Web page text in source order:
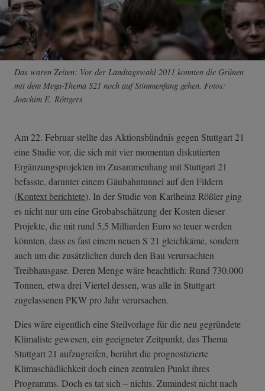
Das waren Zeiten: Vor der Landtagswahl 2011 konnten die Grünen
mit dem Mega-Thema S21 noch auf Stimmenfang gehen. Fotos:
Joachim E. Röttgers
Am 22. Februar stellte das Aktionsbündnis gegen Stuttgart 21
eine Studie vor, die sich mit vier momentan diskutierten
Ergänzungsprojekten im Zusammenhang mit Stuttgart 21
befasste, darunter einem Gäubahntunnel auf den Fildern
(Kontext berichtete). In der Studie von Karlheinz Rößler ging
es nicht nur um eine Grobabschätzung der Kosten dieser
Projekte, die mit rund 5,5 Milliarden Euro so teuer werden
könnten, dass es fast einem neuen S 21 gleichkäme, sondern
auch um die zusätzlichen durch den Bau verursachten
Treibhausgase. Deren Menge wäre beachtlich: Rund 730.000
Tonnen, etwa drei Viertel dessen, was alle in Stuttgart
zugelassenen PKW pro Jahr verursachen.
Dies wäre eigentlich eine Steilvorlage für die neu gegründete
Klimaliste gewesen, ein geeigneter Zeitpunkt, das Thema
Stuttgart 21 aufzugreifen, berührt die prognostizierte
Klimaschädlichkeit doch einen zentralen Punkt ihres
Programms. Doch es tat sich – nichts. Zumindest nicht nach